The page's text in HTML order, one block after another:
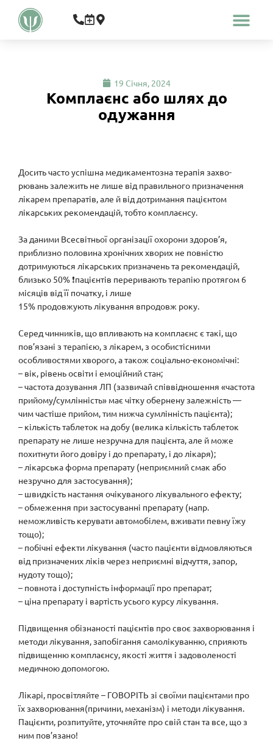
19 Січня, 2024
Комплаєнс або шлях до
одужання
Досить часто успішна медикаментозна терапія захво­
рювань залежить не лише від правильного призначення
лікарем препаратів, але й від дотримання пацієнтом
лікарських рекомендацій, тобто комплаєнсу.
За даними Всесвітньої організації охорони здоров’я,
приблизно поло­вина хронічних хворих не повністю
дотримуються лікарсь­ких призначень та рекомендацій,
близько 50% ❗️пацієнтів пе­реривають терапію протягом 6
місяців від її початку, і лише
15% продовжують лікування впродовж року.
Серед чинників, що впливають на комплаєнс є такі, що
пов’язані з терапією, з лікарем, з особистісними
особливостями хворого, а також соціально-економічні:
– вік, рівень освіти і емоційний стан;
– частота дозування ЛП (зазвичай співвідношення «частота
прийому/сумлінність» має чітку обернену залежність —
чим частіше прийом, тим нижча сумлінність пацієнта);
– кількість таблеток на добу (велика кількість таблеток
препарату не лише незручна для пацієнта, але й може
похитнути його довіру і до препарату, і до лікаря);
– лікарська форма препарату (неприємний смак або
незручно для застосування);
– швидкість настання очікуваного лікувального ефекту;
– обмеження при застосуванні препарату (напр.
неможливість керувати автомобілем, вживати певну їжу
тощо);
– побічні ефекти лікування (часто пацієнти відмовляються
від призначених ліків через неприємні відчуття, запор,
нудоту тощо);
– повнота і доступність інформації про препарат;
– ціна препарату і вартість усього курсу лікування.
Підвищення обізнаності пацієнтів про своє захворювання і
методи лікування, запобігання самолікуванню, сприяють
підвищенню комплаєнсу, якості життя і задоволеності
медичною допомогою.
Лікарі, просвітляйте – ГОВОРІТЬ зі своїми пацієнтами про
їх захворювання(причини, механізм) і методи лікування.
Пацієнти, розпитуйте, уточняйте про свій стан та все, що з
ним пов’язано!